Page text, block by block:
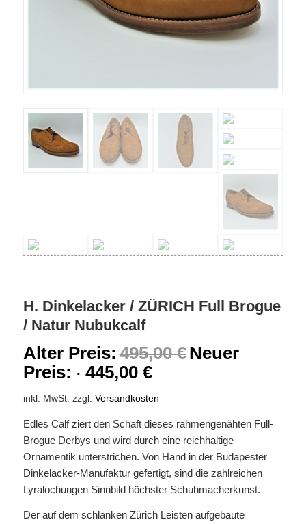
H. Dinkelacker / ZÜRICH Full Brogue
/ Natur Nubukcalf
Alter Preis:495,00€Neuer
Preis:
445,00 €
inkl. MwSt. zzgl. Versandkosten
Edles Calf ziert den Schaft dieses rahmengenähten Full-
Brogue Derbys und wird durch eine reichhaltige
Ornamentik unterstrichen. Von Hand in der Budapester
Dinkelacker-Manufaktur gefertigt, sind die zahlreichen
Lyralochungen Sinnbild höchster Schuhmacherkunst.
Der auf dem schlanken Zürich Leisten aufgebaute